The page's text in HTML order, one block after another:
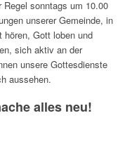
sonntags um 10.00
unserer Gemeinde, in
Gott loben und
sich aktiv an der
unsere Gottesdienste
aussehen.
alles neu!